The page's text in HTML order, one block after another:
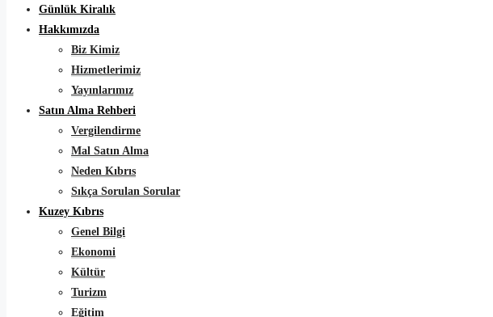
Günlük Kiralık
Hakkımızda
Biz Kimiz
Hizmetlerimiz
Yayınlarımız
Satın Alma Rehberi
Vergilendirme
Mal Satın Alma
Neden Kıbrıs
Sıkça Sorulan Sorular
Kuzey Kıbrıs
Genel Bilgi
Ekonomi
Kültür
Turizm
Eğitim